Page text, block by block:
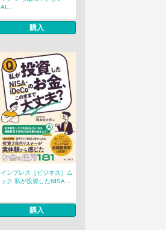
AI...
購入
インプレス［ビジネス］ム
ック 私が投資したNISA...
購入